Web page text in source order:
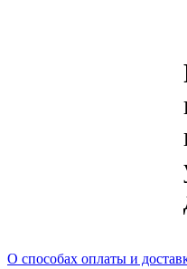
О способах оплаты и